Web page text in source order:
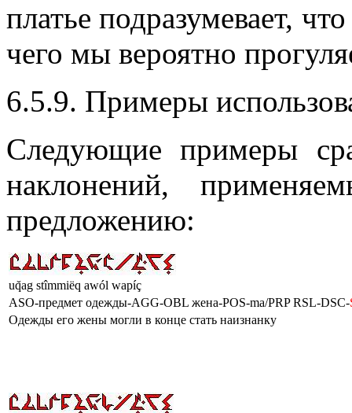
платье подразумевает,
чего мы вероятно
6.5.9. Примеры
Следующие примеры
наклонений,
предложению:
uq̌ag stîmmiëq awól wapíç
ASO-предмет одежды-AGG-OBL жена-POS-ma/PRP RSL-DSC-
Одежды его жены могли в конце стать наизнанку